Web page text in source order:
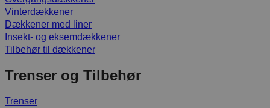
Vinterdækkener
Dækkener med liner
Insekt- og eksemdækkener
Tilbehør til dækkener
Trenser og Tilbehør
Trenser